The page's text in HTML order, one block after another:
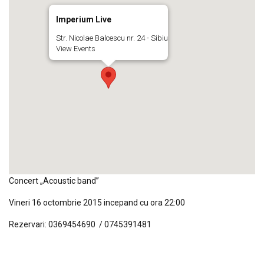
Imperium Live
Str. Nicolae Balcescu nr. 24 - Sibiu
View Events
Concert „Acoustic band”
Vineri 16 octombrie 2015 incepand cu ora 22:00
Rezervari: 0369454690 / 0745391481